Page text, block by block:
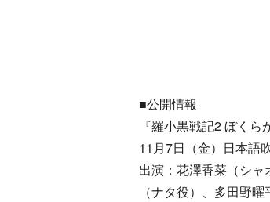
■公開情報
『羅小黒戦記2 ぼくら
11月7日（金）日本語
出演：花澤香菜（シ
（ナタ役）、多田野